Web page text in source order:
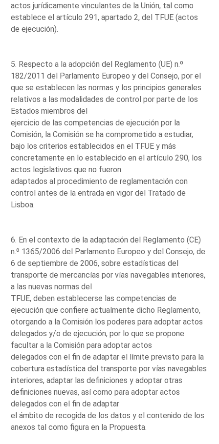
actos jurídicamente vinculantes de la Unión, tal como
establece el artículo 291, apartado 2, del TFUE (actos
de ejecución).
5. Respecto a la adopción del Reglamento (UE) n.º
182/2011 del Parlamento Europeo y del Consejo, por el
que se establecen las normas y los principios generales
relativos a las modalidades de control por parte de los
Estados miembros del
ejercicio de las competencias de ejecución por la
Comisión, la Comisión se ha comprometido a estudiar,
bajo los criterios establecidos en el TFUE y más
concretamente en lo establecido en el artículo 290, los
actos legislativos que no fueron
adaptados al procedimiento de reglamentación con
control antes de la entrada en vigor del Tratado de
Lisboa.
6. En el contexto de la adaptación del Reglamento (CE)
n.º 1365/2006 del Parlamento Europeo y del Consejo, de
6 de septiembre de 2006, sobre estadísticas del
transporte de mercancías por vías navegables interiores,
a las nuevas normas del
TFUE, deben establecerse las competencias de
ejecución que confiere actualmente dicho Reglamento,
otorgando a la Comisión los poderes para adoptar actos
delegados y/o de ejecución, por lo que se propone
facultar a la Comisión para adoptar actos
delegados con el fin de adaptar el límite previsto para la
cobertura estadística del transporte por vías navegables
interiores, adaptar las definiciones y adoptar otras
definiciones nuevas, así como para adoptar actos
delegados con el fin de adaptar
el ámbito de recogida de los datos y el contenido de los
anexos tal como figura en la Propuesta.